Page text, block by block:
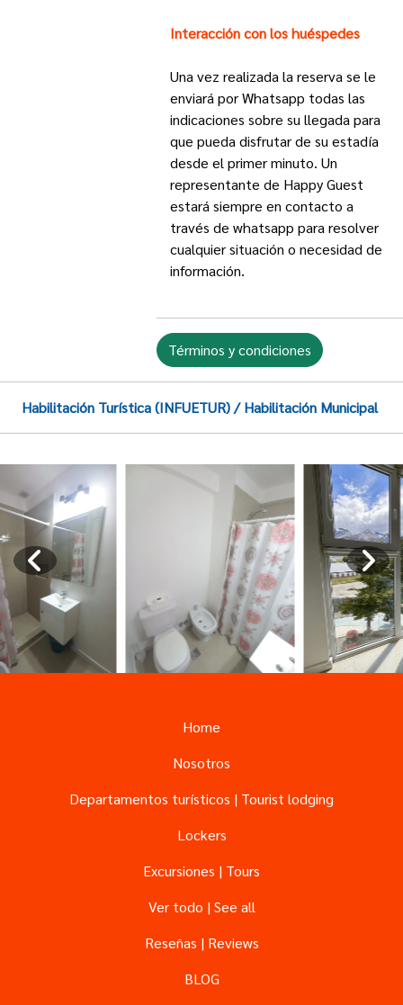
Interacción con los huéspedes
Una vez realizada la reserva se le
enviará por Whatsapp todas las
indicaciones sobre su llegada para
que pueda disfrutar de su estadía
desde el primer minuto. Un
representante de Happy Guest
estará siempre en contacto a
través de whatsapp para resolver
cualquier situación o necesidad de
información.
Términos y condiciones
Habilitación Turística (INFUETUR) / Habilitación Municipal
Home
Nosotros
Departamentos turísticos | Tourist lodging
Lockers
Excursiones | Tours
Ver todo | See all
Reseñas | Reviews
BLOG